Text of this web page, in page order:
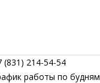
(831) 214-54-54
работы по